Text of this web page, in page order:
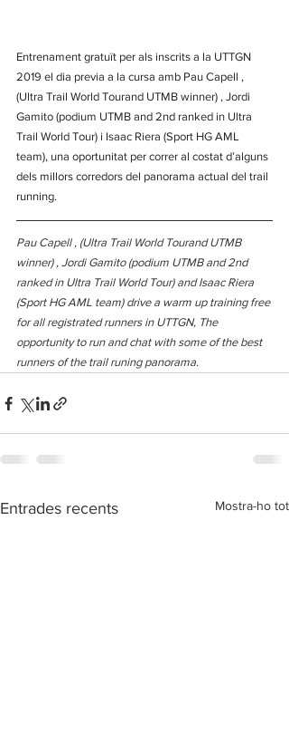
Entrenament gratuït per als inscrits a la UTTGN
2019 el dia previa a la cursa amb Pau Capell ,
(Ultra Trail World Tourand UTMB winner) , Jordi
Gamito (podium UTMB and 2nd ranked in Ultra
Trail World Tour) i Isaac Riera (Sport HG AML
team), una oportunitat per correr al costat d’alguns
dels millors corredors del panorama actual del trail
running.
Pau Capell , (Ultra Trail World Tourand UTMB
winner) , Jordi Gamito (podium UTMB and 2nd
ranked in Ultra Trail World Tour) and Isaac Riera
(Sport HG AML team) drive a warm up training free
for all registrated runners in UTTGN, The
opportunity to run and chat with some of the best
runners of the trail runing panorama.
Entrades recents Mostra-ho tot